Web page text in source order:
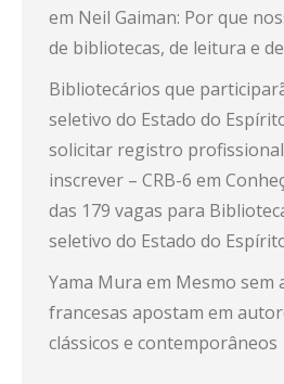
em Neil Gaiman: Por que
de bibliotecas, de leitura e
Bibliotecários que
seletivo do Estado do
solicitar registro
inscrever – CRB-6 em
das 179 vagas para
seletivo do Estado do
Yama Mura em Mesmo sem
francesas apostam em
clássicos e contemporâneos